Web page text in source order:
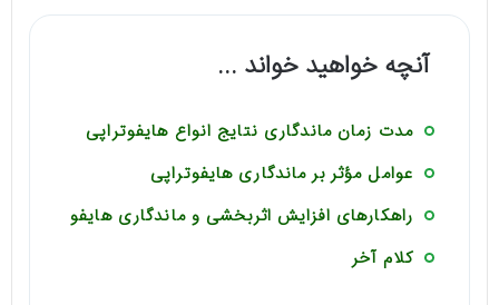
آنچه خواهید خواند ...
مدت زمان ماندگاری نتایج انواع هایفوتراپی
عوامل مؤثر بر ماندگاری هایفوتراپی
راهکارهای افزایش اثربخشی و ماندگاری هایفو
کلام آخر